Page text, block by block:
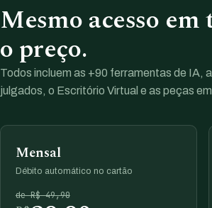
Mesmo acesso
o preço.
Todos incluem as +90 ferramentas de IA,
julgados, o Escritório Virtual e as peças
Mensal
Débito automático no cartão
de R$ 49,90